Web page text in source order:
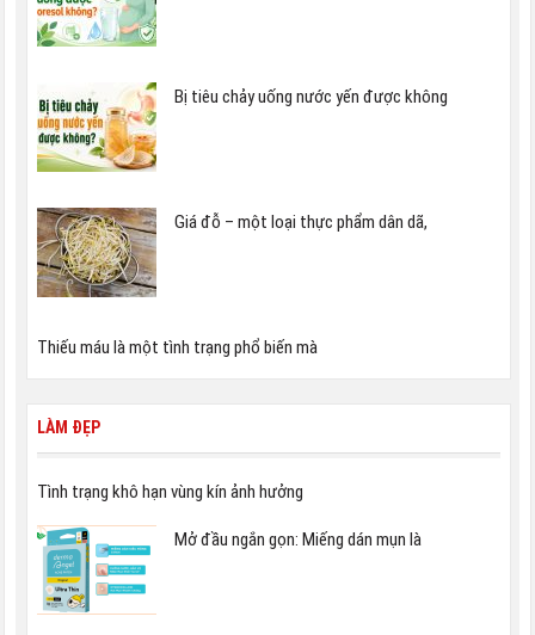
Bị tiêu chảy uống nước yến được không
Giá đỗ – một loại thực phẩm dân dã,
Thiếu máu là một tình trạng phổ biến mà
LÀM ĐẸP
Tình trạng khô hạn vùng kín ảnh hưởng
Mở đầu ngắn gọn: Miếng dán mụn là